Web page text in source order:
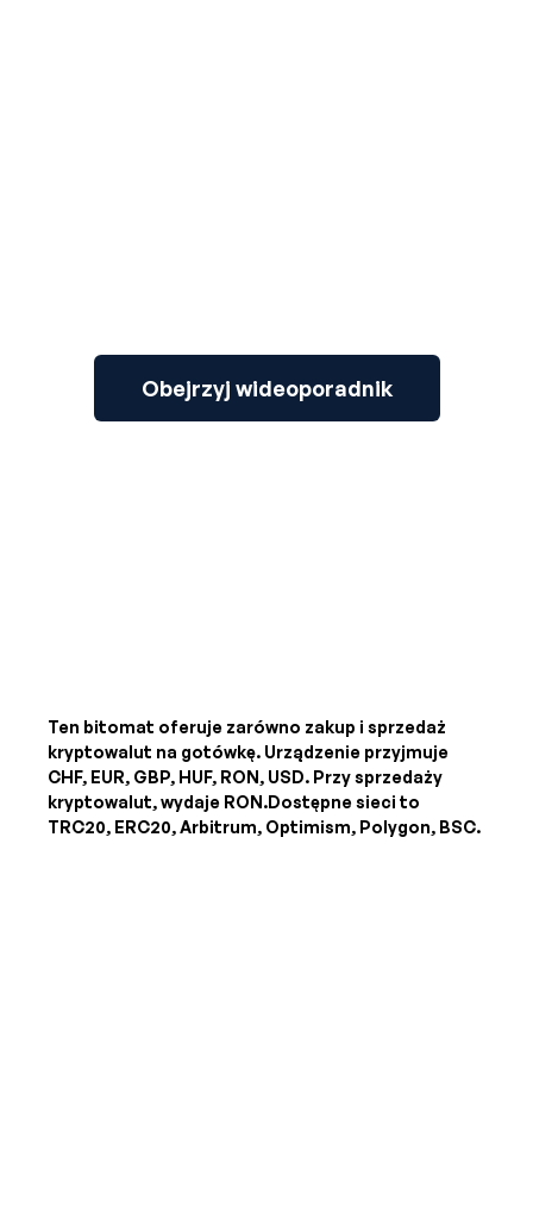
Obejrzyj wideoporadnik
Ten bitomat oferuje zarówno zakup i sprzedaż
kryptowalut na gotówkę. Urządzenie przyjmuje
CHF, EUR, GBP, HUF, RON, USD. Przy sprzedaży
kryptowalut, wydaje RON.Dostępne sieci to
TRC20, ERC20, Arbitrum, Optimism, Polygon, BSC.